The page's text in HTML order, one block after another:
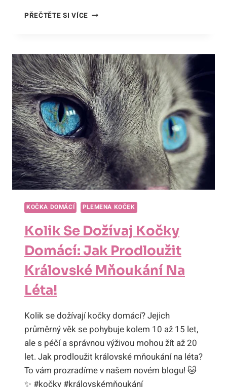
PŘEČTĚTE SI VÍCEKOČKA
JE
KRÁLOVSKÝ
KABÁTEK
KAŽDÉ
MŇOUKÁNÍ
UNIKÁTNÍ!
KOČKA DOMÁCÍ PLEMENA KOČEK
Kolik Se Dožívaj Kočky
Domácí: Jak Prodloužit
Královské Mňoukání Na
Léta!
Kolik se dožívají kočky domácí? Jejich
průměrný věk se pohybuje kolem 10 až 15 let,
ale s péčí a správnou výživou mohou žít až 20
let. Jak prodloužit královské mňoukání na léta?
To vám prozradíme v našem novém blogu! 🐱
✨ #kočky #královskémňoukání